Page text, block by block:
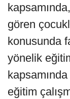
gören
konusunda
yönelik
eğitim